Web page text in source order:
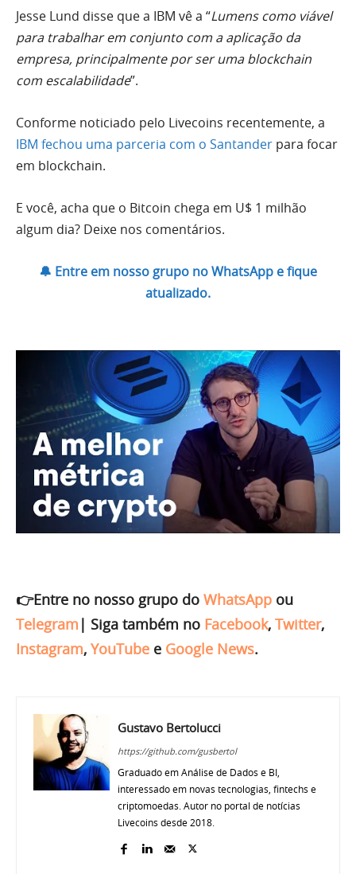
Jesse Lund disse que a IBM vê a “Lumens como viável
para trabalhar em conjunto com a aplicação da
empresa, principalmente por ser uma blockchain
com escalabilidade”.
Conforme noticiado pelo Livecoins recentemente, a
IBM fechou uma parceria com o Santander para focar
em blockchain.
E você, acha que o Bitcoin chega em U$ 1 milhão
algum dia? Deixe nos comentários.
🔔 Entre em nosso grupo no WhatsApp e fique
atualizado.
👉Entre no nosso grupo do WhatsApp ou
Telegram | Siga também no Facebook, Twitter,
Instagram, YouTube e Google News.
Gustavo Bertolucci
https://github.com/gusbertol
Graduado em Análise de Dados e BI,
interessado em novas tecnologias, fintechs e
criptomoedas. Autor no portal de notícias
Livecoins desde 2018.